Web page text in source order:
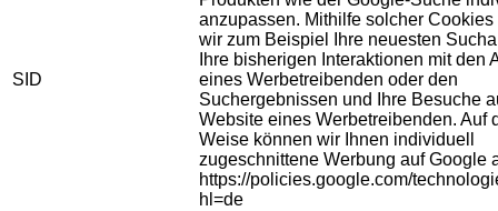
SID
anzupassen. Mithilfe solcher Cookies
wir zum Beispiel Ihre neuesten
Ihre bisherigen Interaktionen mit den
eines Werbetreibenden oder den
Suchergebnissen und Ihre Besuche
Website eines Werbetreibenden. Auf
Weise können wir Ihnen individuell
zugeschnittene Werbung auf Google
https://policies.google.com/
hl=de